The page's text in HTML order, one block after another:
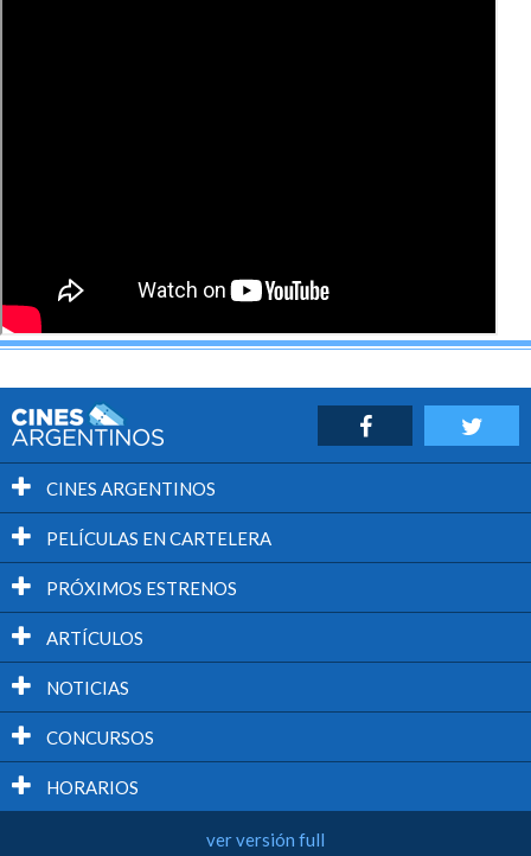
CINES ARGENTINOS
PELÍCULAS EN CARTELERA
PRÓXIMOS ESTRENOS
ARTÍCULOS
NOTICIAS
CONCURSOS
HORARIOS
ver versión full